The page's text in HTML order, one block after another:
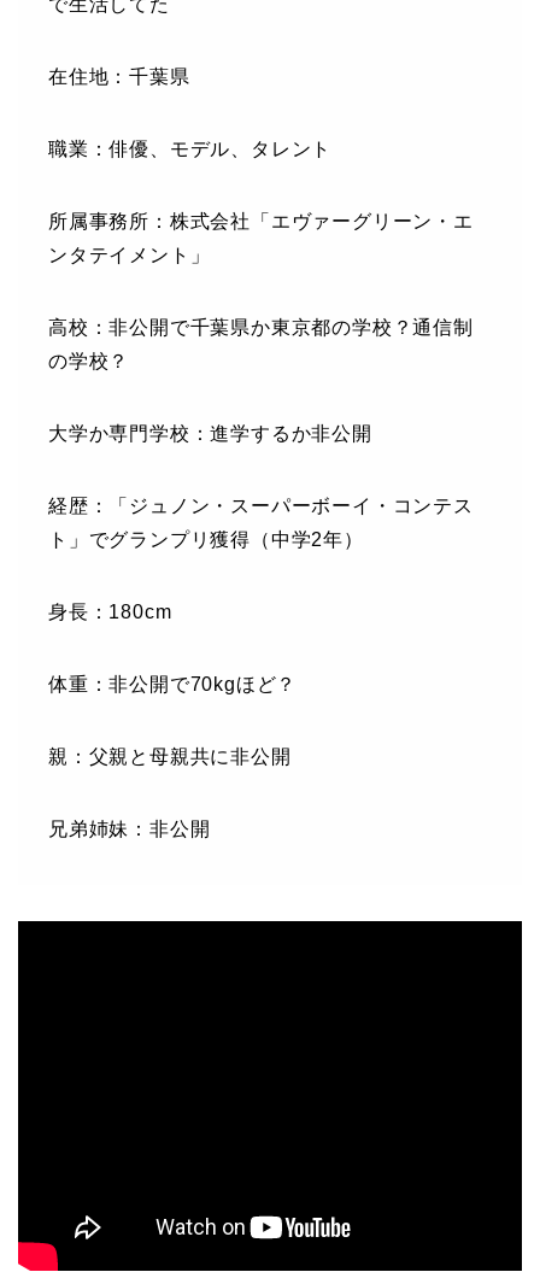
在住地：千葉県
職業：俳優、モデル、タレント
所属事務所：株式会社「エヴァーグリーン・エ
ンタテイメント」
高校：非公開で千葉県か東京都の学校？通信制
の学校？
大学か専門学校：進学するか非公開
経歴：「ジュノン・スーパーボーイ・コンテス
ト」でグランプリ獲得（中学2年）
身長：180cm
体重：非公開で70kgほど？
親：父親と母親共に非公開
兄弟姉妹：非公開